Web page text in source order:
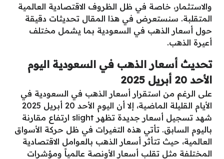
والاستثمار، خاصة في ظل الظروف الاقتصادية العالمية
المتقلبة. سنستعرض في هذا المقال تحديثات دقيقة
حول أسعار الذهب في السعودية بما يشمل مختلف
أعيرة الذهب.
تحديث أسعار الذهب في السعودية اليوم
الأحد 20 أبريل 2025
على الرغم من استقرار أسعار الذهب في السعودية في
الأيام القليلة الماضية، إلا أن اليوم الأحد 20 أبريل 2025
شهد تسجيل أسعار جديدة تظهر slight ارتفاع مقارنة
باليوم السابق. تأتي هذه التغيرات في ظل حركة الأسواق
العالمية، حيث تتأثر أسعار الذهب بالعوامل الاقتصادية
المختلفة مثل تقلب أسعار الأونصة عالمياً ومؤشرات